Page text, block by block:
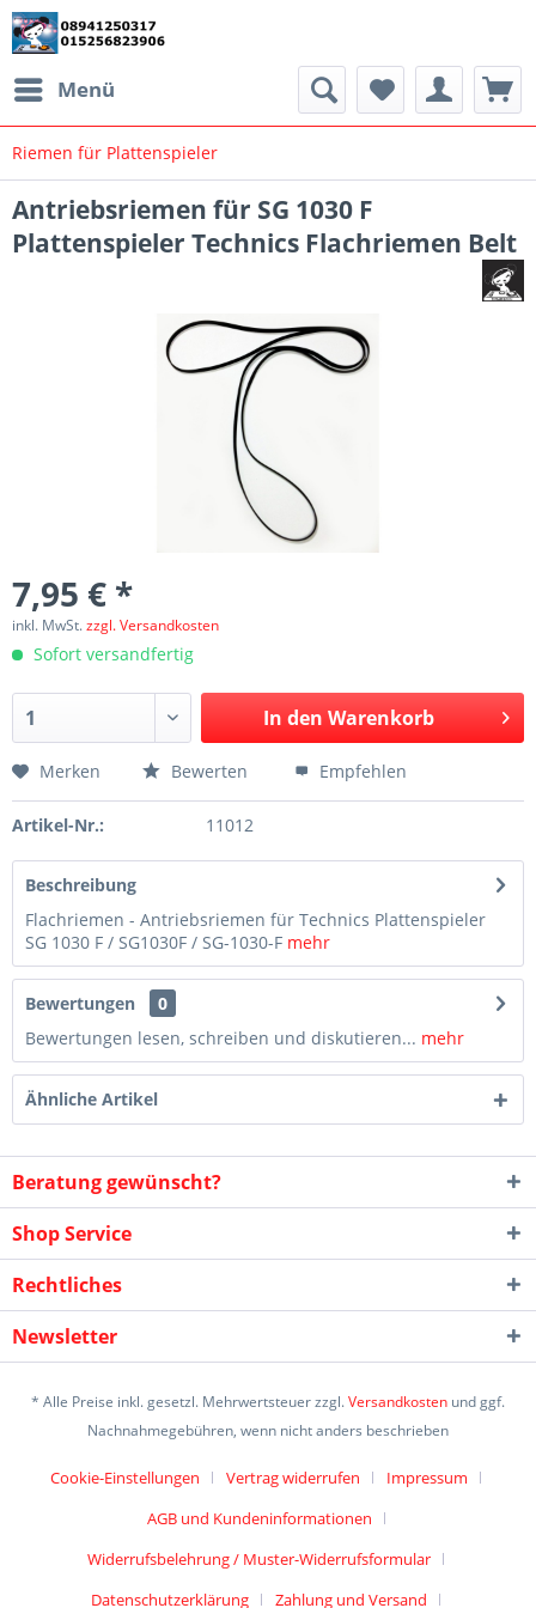
Menü
Riemen für Plattenspieler
Antriebsriemen für SG 1030 F
Plattenspieler Technics Flachriemen Belt
7,95 € *
inkl. MwSt.zzgl. Versandkosten
Sofort versandfertig
In den Warenkorb
Merken Bewerten Empfehlen
Artikel-Nr.: 11012
Beschreibung
Flachriemen - Antriebsriemen für Technics Plattenspieler
SG 1030 F / SG1030F / SG-1030-F mehr
Bewertungen
0
Bewertungen lesen, schreiben und diskutieren... mehr
Ähnliche Artikel
Beratung gewünscht?
Shop Service
Rechtliches
Newsletter
* Alle Preise inkl. gesetzl. Mehrwertsteuer zzgl.Versandkosten und ggf.
Nachnahmegebühren, wenn nicht anders beschrieben
Cookie-Einstellungen Vertrag widerrufen
Impressum
AGB und Kundeninformationen
Widerrufsbelehrung / Muster-Widerrufsformular
Datenschutzerklärung
Zahlung und Versand